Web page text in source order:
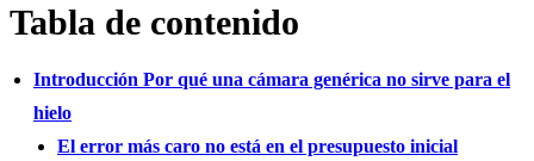
Tabla de contenido
Introducción Por qué una cámara genérica no sirve para el
hielo
El error más caro no está en el presupuesto inicial